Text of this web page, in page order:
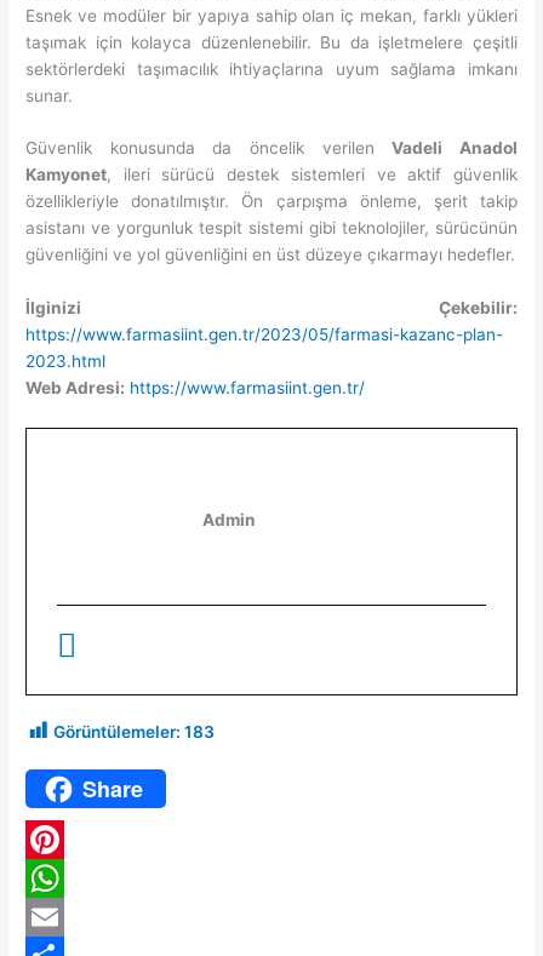
Esnek ve modüler bir yapıya sahip olan iç mekan, farklı yükleri
taşımak için kolayca düzenlenebilir. Bu da işletmelere çeşitli
sektörlerdeki taşımacılık ihtiyaçlarına uyum sağlama imkanı
sunar.
Güvenlik konusunda da öncelik verilenVadeli Anadol
Kamyonet, ileri sürücü destek sistemleri ve aktif güvenlik
özellikleriyle donatılmıştır. Ön çarpışma önleme, şerit takip
asistanı ve yorgunluk tespit sistemi gibi teknolojiler, sürücünün
güvenliğini ve yol güvenliğini en üst düzeye çıkarmayı hedefler.
İlginizi Çekebilir:
https://www.farmasiint.gen.tr/2023/05/farmasi-kazanc-plan-
2023.html
Web Adresi: https://www.farmasiint.gen.tr/
Admin
Görüntülemeler: 183
Share
P
W